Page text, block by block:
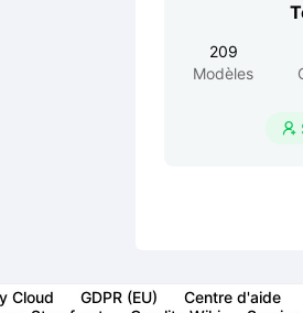
209
Modèles

Cloud GDPR (EU) Centre d'aide